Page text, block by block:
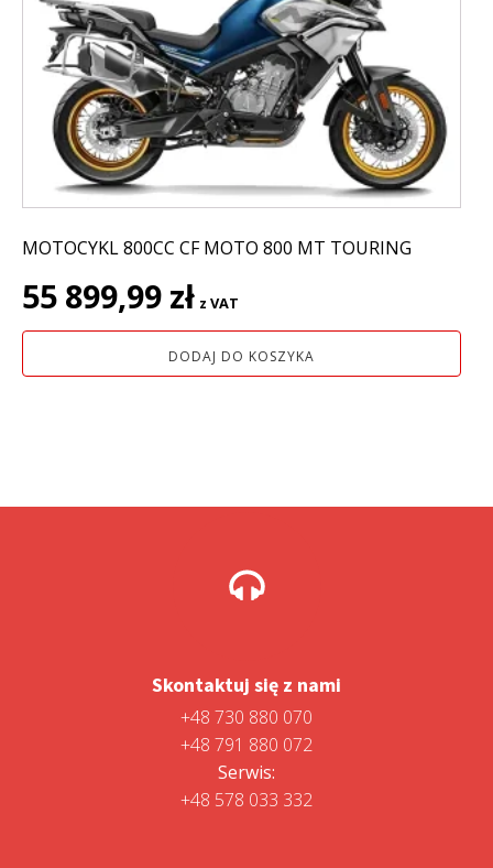
MOTOCYKL 800CC CF MOTO 800 MT TOURING
55 899,99 zł z VAT
DODAJ DO KOSZYKA
Skontaktuj się z nami
+48 730 880 070
+48 791 880 072
Serwis:
+48 578 033 332